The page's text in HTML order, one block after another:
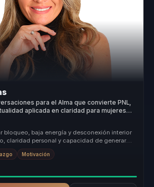
para el Alma que convierte PNL,
aplicada en claridad para mujeres
bloqueo, baja energía y desconexión interior
claridad personal y capacidad de generar
Motivación